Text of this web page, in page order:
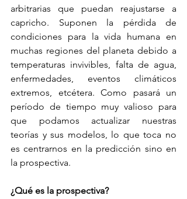
arbitrarias que puedan reajustarse a
capricho. Suponen la pérdida de
condiciones para la vida humana en
muchas regiones del planeta debido a
temperaturas invivibles, falta de agua,
enfermedades, eventos climáticos
extremos, etcétera. Como pasará un
período de tiempo muy valioso para
que podamos actualizar nuestras
teorías y sus modelos, lo que toca no
es centrarnos en la predicción sino en
la prospectiva.
¿Qué es la prospectiva?